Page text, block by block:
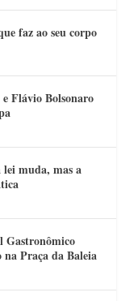
faz ao seu corpo
Flávio Bolsonaro
lei muda, mas a
Gastronômico
na Praça da Baleia